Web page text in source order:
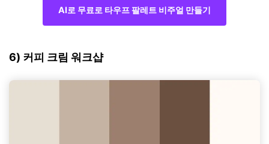
AI로 무료로 타우프 팔레트 비주얼 만들기
6) 커피 크림 워크샵